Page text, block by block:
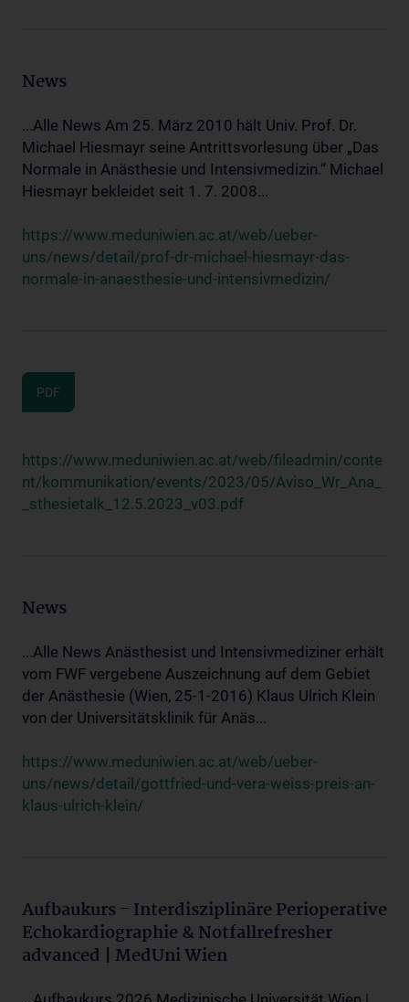
News
...Alle News Am 25. März 2010 hält Univ. Prof. Dr.
Michael Hiesmayr seine Antrittsvorlesung über „Das
Normale in Anästhesie und Intensivmedizin.“ Michael
Hiesmayr bekleidet seit 1. 7. 2008...
https://www.meduniwien.ac.at/web/ueber-
uns/news/detail/prof-dr-michael-hiesmayr-das-
normale-in-anaesthesie-und-intensivmedizin/
PDF
https://www.meduniwien.ac.at/web/fileadmin/conte
nt/kommunikation/events/2023/05/Aviso_Wr_Ana_
_sthesietalk_12.5.2023_v03.pdf
News
...Alle News Anästhesist und Intensivmediziner erhält
vom FWF vergebene Auszeichnung auf dem Gebiet
der Anästhesie (Wien, 25-1-2016) Klaus Ulrich Klein
von der Universitätsklinik für Anäs...
https://www.meduniwien.ac.at/web/ueber-
uns/news/detail/gottfried-und-vera-weiss-preis-an-
klaus-ulrich-klein/
Aufbaukurs - Interdisziplinäre Perioperative
Echokardiographie & Notfallrefresher
advanced | MedUni Wien